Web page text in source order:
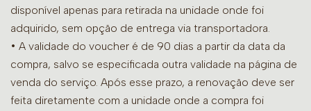
disponível apenas para retirada na unidade onde foi
adquirido, sem opção de entrega via transportadora.
• A validade do voucher é de 90 dias a partir da data da
compra, salvo se especificada outra validade na página de
venda do serviço. Após esse prazo, a renovação deve ser
feita diretamente com a unidade onde a compra foi